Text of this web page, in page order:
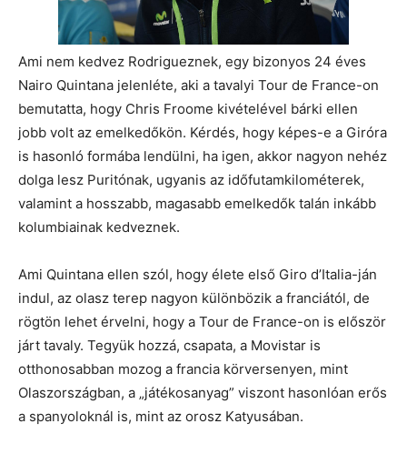
Ami nem kedvez Rodrigueznek, egy bizonyos 24 éves
Nairo Quintana jelenléte, aki a tavalyi Tour de France-on
bemutatta, hogy Chris Froome kivételével bárki ellen
jobb volt az emelkedőkön. Kérdés, hogy képes-e a Giróra
is hasonló formába lendülni, ha igen, akkor nagyon nehéz
dolga lesz Puritónak, ugyanis az időfutamkilométerek,
valamint a hosszabb, magasabb emelkedők talán inkább
kolumbiainak kedveznek.
Ami Quintana ellen szól, hogy élete első Giro d’Italia-ján
indul, az olasz terep nagyon különbözik a franciától, de
rögtön lehet érvelni, hogy a Tour de France-on is először
járt tavaly. Tegyük hozzá, csapata, a Movistar is
otthonosabban mozog a francia körversenyen, mint
Olaszországban, a „játékosanyag” viszont hasonlóan erős
a spanyoloknál is, mint az orosz Katyusában.